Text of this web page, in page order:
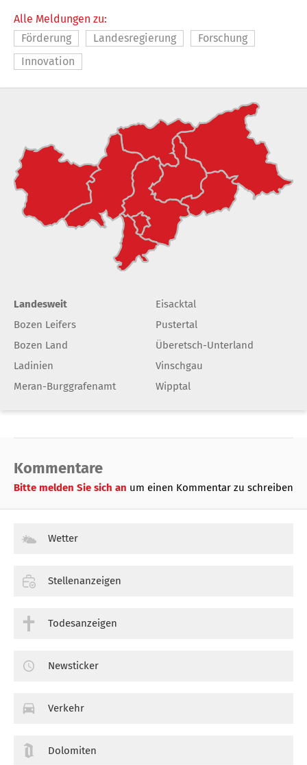
Alle Meldungen zu:
Förderung
Landesregierung
Forschung
Innovation
Landesweit
Bozen Leifers
Bozen Land
Ladinien
Meran-Burggrafenamt
Eisacktal
Pustertal
Überetsch-Unterland
Vinschgau
Wipptal
Kommentare
Bitte melden Sie sich an um einen Kommentar zu schreiben
Wetter
Stellenanzeigen
Todesanzeigen
Newsticker
Verkehr
Dolomiten